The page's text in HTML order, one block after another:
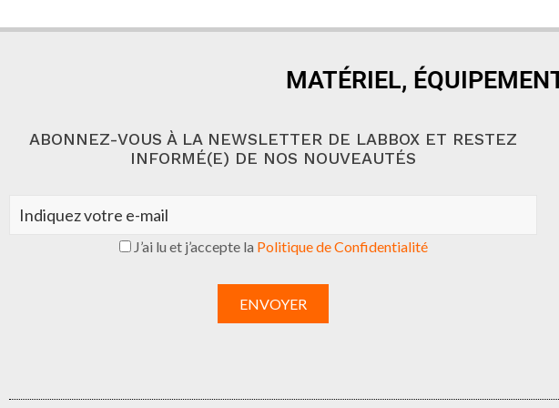
MATÉRIEL,
ABONNEZ-VOUS À LA NEWSLETTER DE LABBOX ET RESTEZ
INFORMÉ(E) DE NOS NOUVEAUTÉS
J’ai lu et j’accepte la Politique de Confidentialité